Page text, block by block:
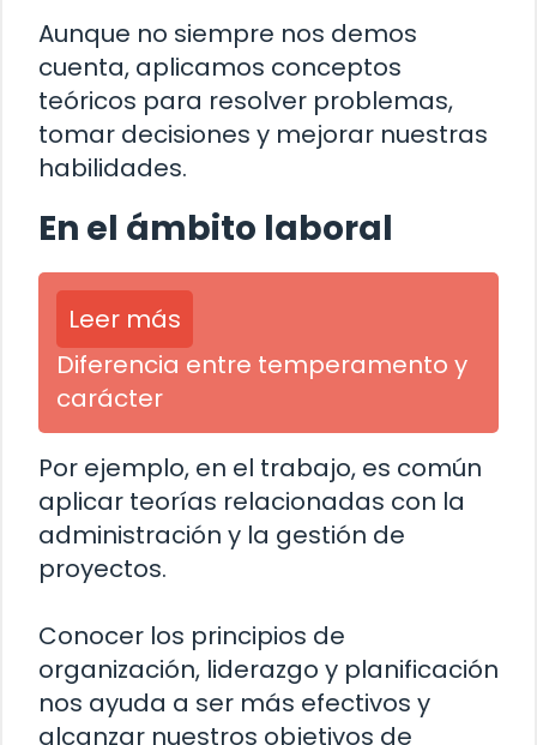
Aunque no siempre nos demos
cuenta, aplicamos conceptos
teóricos para resolver problemas,
tomar decisiones y mejorar nuestras
habilidades.
En el ámbito laboral
Leer más
Diferencia entre temperamento y
carácter
Por ejemplo, en el trabajo, es común
aplicar teorías relacionadas con la
administración y la gestión de
proyectos.
Conocer los principios de
organización, liderazgo y planificación
nos ayuda a ser más efectivos y
alcanzar nuestros objetivos de